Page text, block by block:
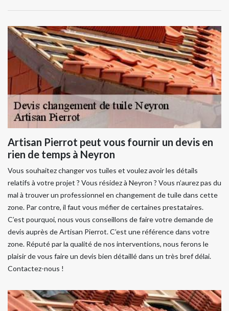
Artisan Pierrot peut vous fournir un devis en
rien de temps à Neyron
Vous souhaitez changer vos tuiles et voulez avoir les détails
relatifs à votre projet ? Vous résidez à Neyron ? Vous n’aurez pas du
mal à trouver un professionnel en changement de tuile dans cette
zone. Par contre, il faut vous méfier de certaines prestataires.
C’est pourquoi, nous vous conseillons de faire votre demande de
devis auprès de Artisan Pierrot. C’est une référence dans votre
zone. Réputé par la qualité de nos interventions, nous ferons le
plaisir de vous faire un devis bien détaillé dans un très bref délai.
Contactez-nous !